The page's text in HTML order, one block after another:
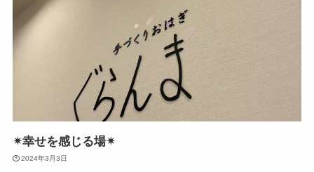
✴︎幸せを感じる場✴︎
2024年3月3日